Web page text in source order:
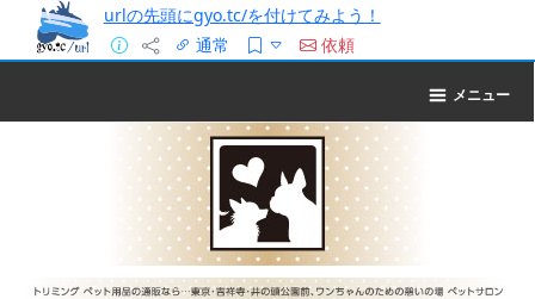
urlの先頭にgyo.tc/を付けてみよう！
通常
依頼